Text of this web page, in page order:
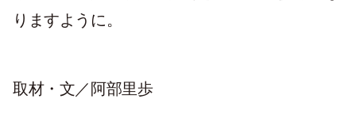
りますように。
取材・文／阿部里歩